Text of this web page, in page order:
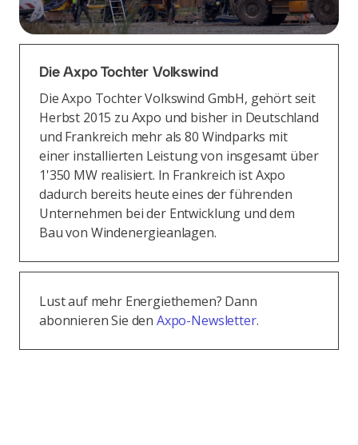
Die Axpo Tochter Volkswind
Die Axpo Tochter Volkswind GmbH, gehört seit
Herbst 2015 zu Axpo und bisher in Deutschland
und Frankreich mehr als 80 Windparks mit
einer installierten Leistung von insgesamt über
1'350 MW realisiert. In Frankreich ist Axpo
dadurch bereits heute eines der führenden
Unternehmen bei der Entwicklung und dem
Bau von Windenergieanlagen.
Lust auf mehr Energiethemen? Dann
abonnieren Sie den Axpo-Newsletter.